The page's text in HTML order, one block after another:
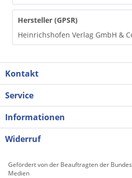
Hersteller (GPSR)
Heinrichshofen Verlag GmbH &
Kontakt
Service
Informationen
Widerruf
Gefördert von der Beauftragten der
Medien